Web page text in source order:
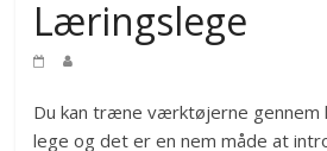
Læringslege
Du kan træne værktøjerne gennem
lege og det er en nem måde at